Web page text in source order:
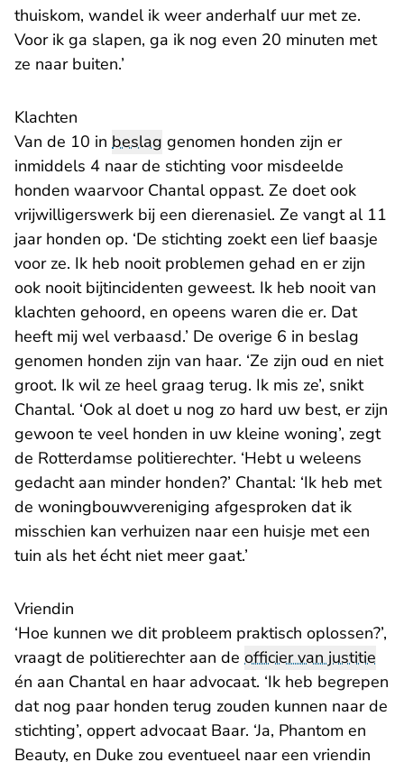
thuiskom, wandel ik weer anderhalf uur met ze.
Voor ik ga slapen, ga ik nog even 20 minuten met
ze naar buiten.’
Klachten
Van de 10 in beslag genomen honden zijn er
inmiddels 4 naar de stichting voor misdeelde
honden waarvoor Chantal oppast. Ze doet ook
vrijwilligerswerk bij een dierenasiel. Ze vangt al 11
jaar honden op. ‘De stichting zoekt een lief baasje
voor ze. Ik heb nooit problemen gehad en er zijn
ook nooit bijtincidenten geweest. Ik heb nooit van
klachten gehoord, en opeens waren die er. Dat
heeft mij wel verbaasd.’ De overige 6 in beslag
genomen honden zijn van haar. ‘Ze zijn oud en niet
groot. Ik wil ze heel graag terug. Ik mis ze’, snikt
Chantal. ‘Ook al doet u nog zo hard uw best, er zijn
gewoon te veel honden in uw kleine woning’, zegt
de Rotterdamse politierechter. ‘Hebt u weleens
gedacht aan minder honden?’ Chantal: ‘Ik heb met
de woningbouwvereniging afgesproken dat ik
misschien kan verhuizen naar een huisje met een
tuin als het écht niet meer gaat.’
Vriendin
‘Hoe kunnen we dit probleem praktisch oplossen?’,
vraagt de politierechter aan de officier van justitie
én aan Chantal en haar advocaat. ‘Ik heb begrepen
dat nog paar honden terug zouden kunnen naar de
stichting’, oppert advocaat Baar. ‘Ja, Phantom en
Beauty, en Duke zou eventueel naar een vriendin